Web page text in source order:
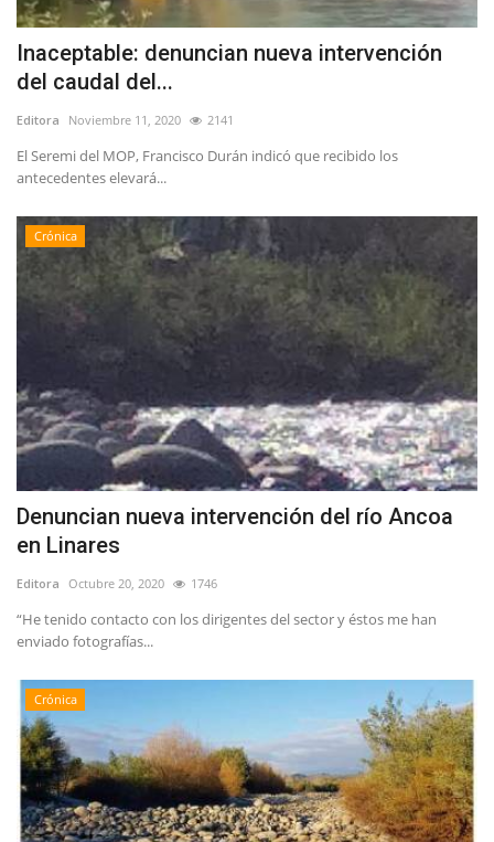
Inaceptable: denuncian nueva intervención
del caudal del...
Editora Noviembre 11, 2020 2141
El Seremi del MOP, Francisco Durán indicó que recibido los
antecedentes elevará...
Crónica
Denuncian nueva intervención del río Ancoa
en Linares
Editora Octubre 20, 2020 1746
“He tenido contacto con los dirigentes del sector y éstos me han
enviado fotografías...
Crónica